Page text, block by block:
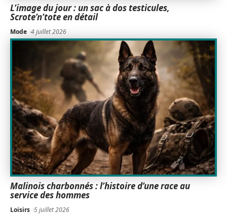
L’image du jour : un sac à dos testicules,
Scrote’n’tote en détail
Mode 4 juillet 2026
Malinois charbonnés : l’histoire d’une race au
service des hommes
Loisirs 5 juillet 2026